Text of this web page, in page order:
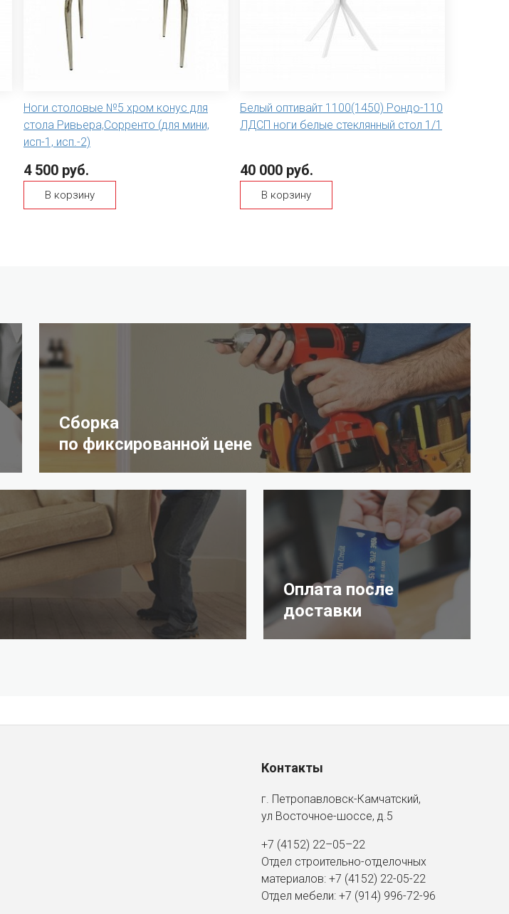
Ноги столовые №5 хром конус для
стола Ривьера,Сорренто (для мини,
исп-1, исп.-2)
4 500 руб.
В корзину
Белый оптивайт 1100(1450) Рондо-110
ЛДСП ноги белые стеклянный стол 1/1
40 000 руб.
В корзину
Оплата после
доставки
Сборка
по фиксированной цене
Контакты
г. Петропавловск-Камчатский,
ул Восточное-шоссе, д.5
+7 (4152) 22–05–22
Отдел строительно-отделочных
материалов: +7 (4152) 22-05-22
Отдел мебели: +7 (914) 996-72-96